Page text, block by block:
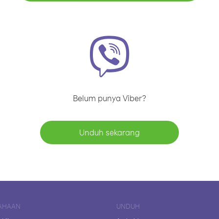
Belum punya Viber?
Unduh sekarang
UNDUH